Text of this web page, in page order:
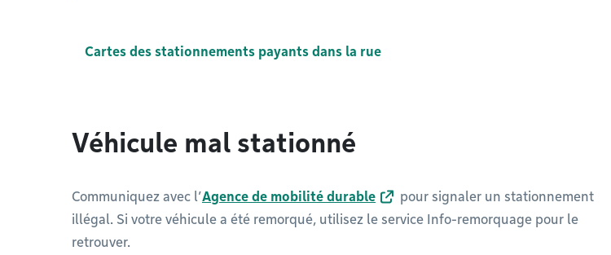
Cartes des stationnements payants dans la rue
Véhicule mal stationné
Communiquez avec l’Agence de mobilité durable
pour signaler un stationnement
illégal. Si votre véhicule a été remorqué, utilisez le service Info-remorquage pour le
retrouver.